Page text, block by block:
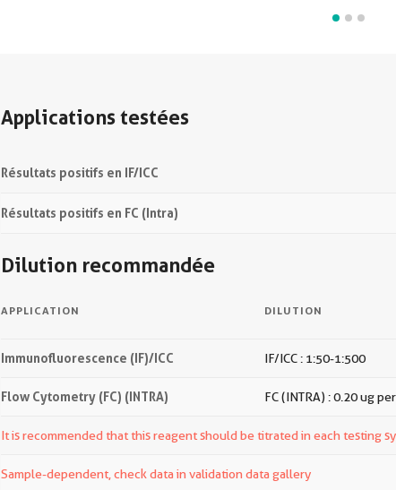
Applications testées
Résultats positifs en IF/ICC
Résultats positifs en FC (Intra)
Dilution recommandée
APPLICATION DILUTION
Immunofluorescence (IF)/ICC IF/ICC : 1:50-1:500
Flow Cytometry (FC) (INTRA) FC (INTRA) : 0.20 ug
It is recommended that this reagent should be titrated in each testing
Sample-dependent, check data in validation data gallery